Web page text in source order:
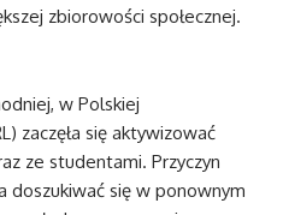
zbiorowości społecznej.
w Polskiej
zaczęła się aktywizować
ze studentami. Przyczyn
doszukiwać się w ponownym